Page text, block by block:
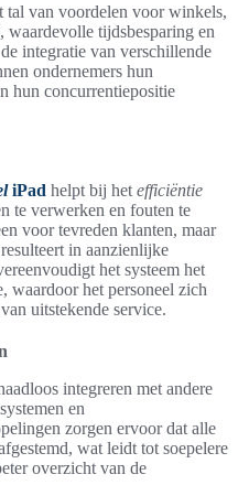
tal van voordelen voor winkels,
tijdsbesparing en
integratie van verschillende
ondernemers hun
hun concurrentiepositie
iPad helpt bij het efficiëntie
te verwerken en fouten te
voor tevreden klanten, maar
in aanzienlijke
het systeem het
waardoor het personeel zich
uitstekende service.
integreren met andere
en
zorgen ervoor dat alle
wat leidt tot soepelere
overzicht van de